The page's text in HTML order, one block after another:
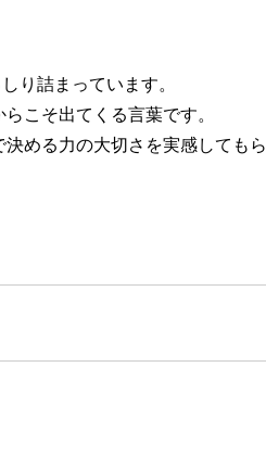
り詰まっています。
こそ出てくる言葉です。
める力の大切さを実感しても